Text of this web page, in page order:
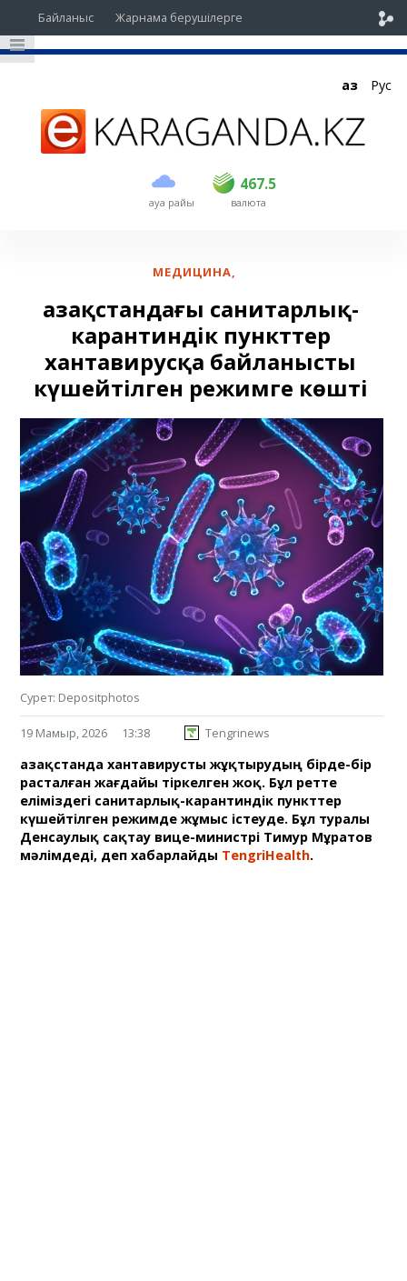
Байланыс Жарнама берушілерге
Қаз Рус
ауа райы
467.5
USD 466.5 467.5
EUR валюта
МЕДИЦИНА,
Қазақстандағы санитарлық-
карантиндік пункттер
хантавирусқа байланысты
күшейтілген режимге көшті
Сурет: Depositphotos
19 Мамыр, 2026 13:38 Tengrinews
Қазақстанда хантавирусты жұқтырудың бірде-бір
расталған жағдайы тіркелген жоқ. Бұл ретте
еліміздегі санитарлық-карантиндік пункттер
күшейтілген режимде жұмыс істеуде. Бұл туралы
Денсаулық сақтау вице-министрі Тимур Мұратов
мәлімдеді, деп хабарлайды TengriHealth.